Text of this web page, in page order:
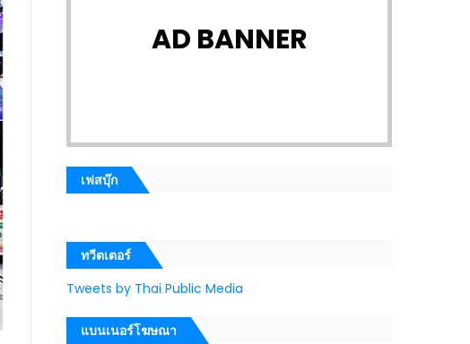
AD BANNER
เฟสบุ๊ก
ทวีตเตอร์
Tweets by Thai Public Media
แบนเนอร์โฆษณา